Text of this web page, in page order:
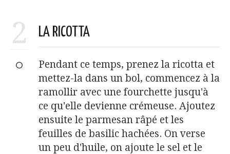
2 LA RICOTTA
Pendant ce temps, prenez la ricotta et
mettez-la dans un bol, commencez à la
ramollir avec une fourchette jusqu'à
ce qu'elle devienne crémeuse. Ajoutez
ensuite le parmesan râpé et les
feuilles de basilic hachées. On verse
un peu d'huile, on ajoute le sel et le